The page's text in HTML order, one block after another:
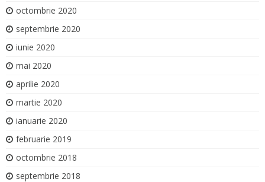
octombrie 2020
septembrie 2020
iunie 2020
mai 2020
aprilie 2020
martie 2020
ianuarie 2020
februarie 2019
octombrie 2018
septembrie 2018